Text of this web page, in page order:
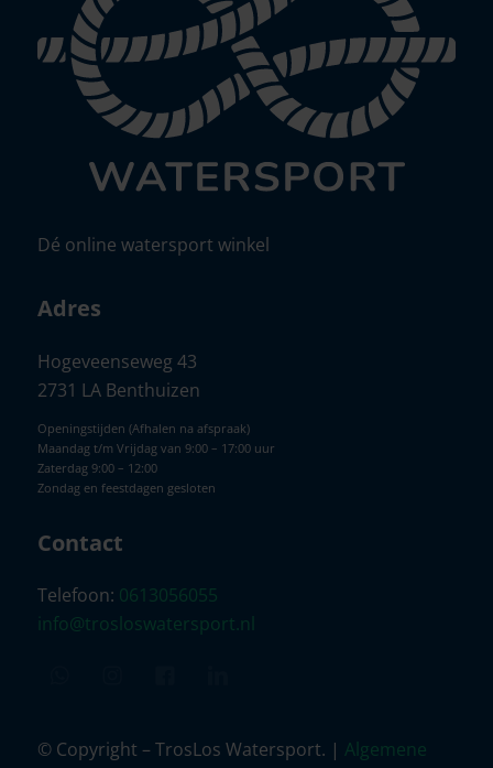
Dé online watersport winkel
Adres
Hogeveenseweg 43
2731 LA Benthuizen
Openingstijden (Afhalen na afspraak)
Maandag t/m Vrijdag van 9:00 – 17:00 uur
Zaterdag 9:00 – 12:00
Zondag en feestdagen gesloten
Contact
Telefoon: 0613056055
info@trosloswatersport.nl
© Copyright – TrosLos Watersport. | Algemene